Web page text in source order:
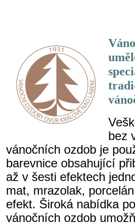
bez
vánočních ozdob je
barevnice obsahující
až v šesti efektech
mat, mrazolak,
efekt. Široká nabídka
vánočních ozdob